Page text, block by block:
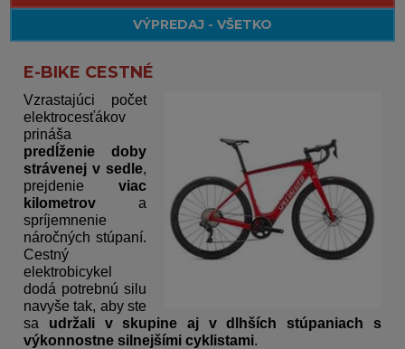
VÝPREDAJ - VŠETKO
E-BIKE CESTNÉ
Vzrastajúci počet
elektrocesťákov
prináša
predĺženie doby
strávenej v sedle,
prejdenie viac
kilometrov a
spríjemnenie
náročných stúpaní.
Cestný
elektrobicykel
dodá potrebnú silu
navyše tak, aby ste
sa udržali v skupine aj v dlhších stúpaniach s
výkonnostne silnejšími cyklistami.